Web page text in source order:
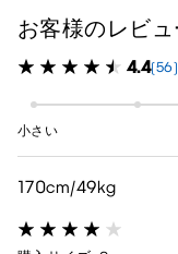
お客様のレビュ
4.4(56)
小さい
170cm/49kg